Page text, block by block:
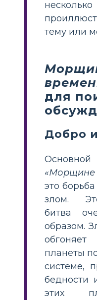
тему или
для
Добро
это
злом.
битва
образом.
планеты
системе,
бедности
этих